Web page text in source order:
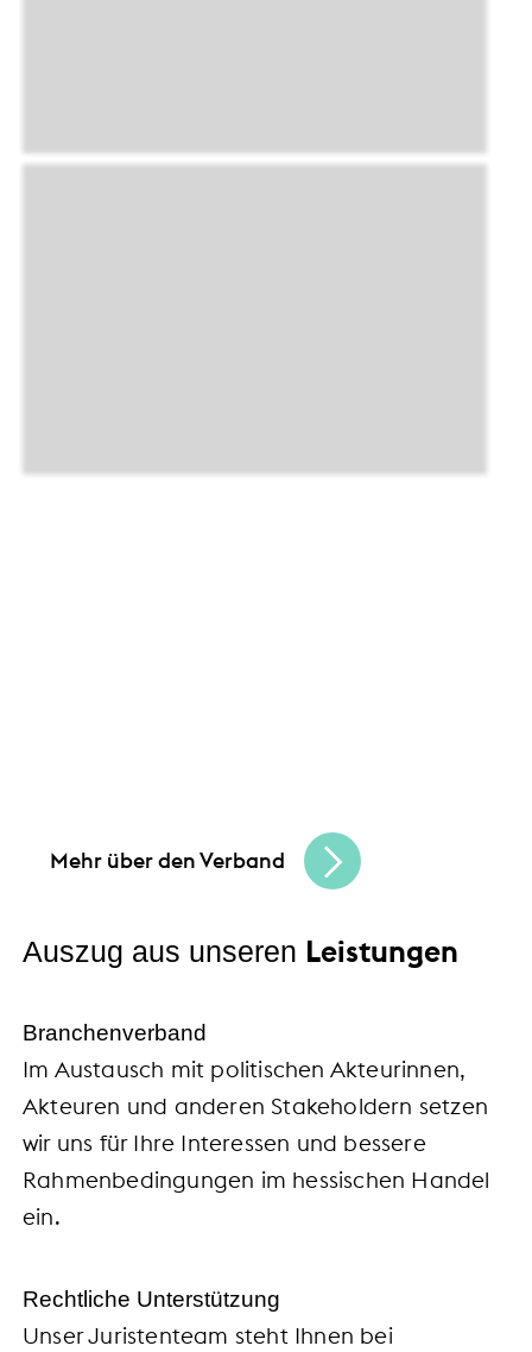
Mehr über den Verband
Auszug aus unseren Leistungen
Branchenverband
Im Austausch mit politischen Akteurinnen,
Akteuren und anderen Stakeholdern setzen
wir uns für Ihre Interessen und bessere
Rahmenbedingungen im hessischen Handel
ein.
Rechtliche Unterstützung
Unser Juristenteam steht Ihnen bei